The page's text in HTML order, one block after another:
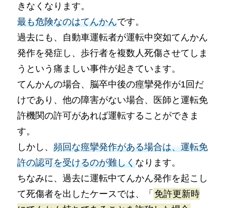
きなくなります。
最も危険なのはてんかんです。
過去にも、自動車運転者が運転中突如てんかん
発作を発症し、歩行者を複数人死傷させてしま
うという痛ましい事件が起きています。
てんかんの場合、脳卒中後の痙攣発作が1回だ
けであり、他の障害がない場合、医師と運転免
許機関の許可があれば運転することができま
す。
しかし、頻回な痙攣発作がある場合は、運転免
許の認可を受けるのが難しくなります。
ちなみに、過去に運転中てんかん発作を起こし
て死傷者を出したケースでは、「 免許更新時